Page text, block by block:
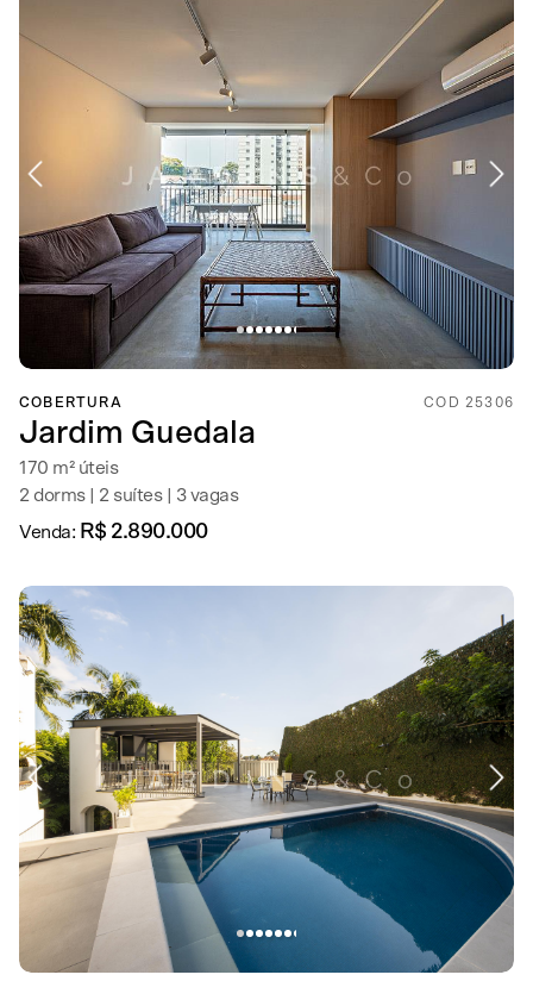
COBERTURA COD 25306
Jardim Guedala
170 m² úteis
2 dorms | 2 suítes | 3 vagas
Venda: R$ 2.890.000